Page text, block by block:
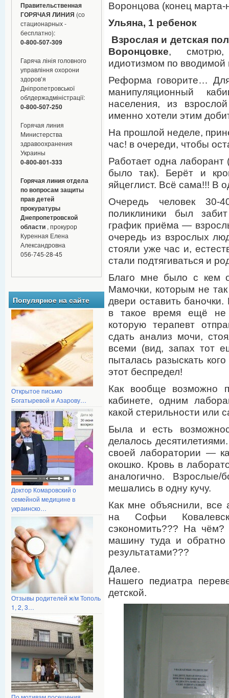
Правительственная
ГОРЯЧАЯ ЛИНИЯ (со
стационарных -
бесплатно):
0-800-507-309
Гаряча лінія головного
управління охорони
здоров’я
Дніпропетровської
облдержадміністрації:
0-800-507-250
Горячая линия
Министерства
здравоохранения
Украины
0-800-801-333
Горячая линия отдела
по вопросам защиты
прав детей
прокуратуры
Днепропетровской
области, прокурор
Куренная Елена
Александровна
056-745-28-45
Популярное на сайте
Открытое письмо
Богатыревой и Азарову…
Доктор Комаровский о
семейной медицине в
украинско…
Отзывы родителей ж/м Тополь
1, 2, 3…
Воронцова (конец марта-
Ульяна, 1 ребенок
Взрослая и детская
Воронцовке, смотрю,
идиотизмом по
Реформа говорите…
манипуляционный
населения, из
именно хотели этим
На прошлой неделе,
час! в очереди, чтобы
Работает одна лаборант
было так). Берёт и
яйцеглист. Всё сама!!! В
Очередь человек 30-
поликлиники был
график приёма —
очередь из взрослых
стояли уже час и,
стали подтягиваться и
Благо мне было с кем
Мамочки, которым не
двери оставить
в такое время ещё
которую терапевт
сдать анализ мочи,
всеми (вид, запах тот
пыталась разыскать
этот беспредел!
Как вообще возможно
кабинете, одним
какой стерильности или
Была и есть
делалось
своей лаборатории —
окошко. Кровь в
аналогично.
мешались в одну кучу.
Как мне объяснили, все
на Софьи
сэкономить??? На
машину туда и
результатами???
Далее.
Нашего педиатра
детской.